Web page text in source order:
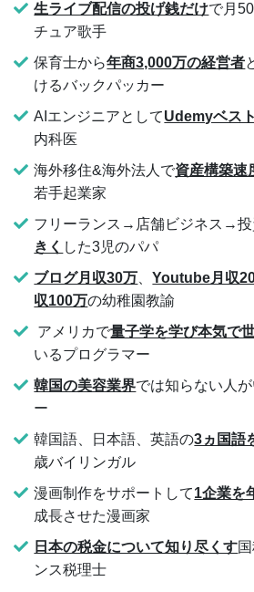
生ライブ配信の投げ銭だけで月
チュア歌手
保育士から年商3,000万の経営者
けるバックパッカー
AIエンジニアとしてUdemyベス
内科医
海外移住&海外法人で資産構築速
若手起業家
フリーランス→店舗ビジネス→投
きく した3児のパパ
ブログ月収30万 、Youtube月収
収100万の幼稚園教諭
アメリカで量子学を学び本気で
いるプログラマー
韓国の美容業界では知らない人
ー
韓国語、日本語、英語の3ヵ国語
歳バイリンガル
漫画制作をサポートして1企業を
成長させた漫画家
日本の税金について知り尽くす
ンス税理士